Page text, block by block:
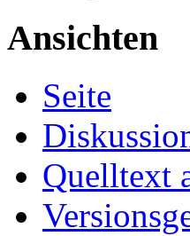
Ansichten
Seite
Quelltext